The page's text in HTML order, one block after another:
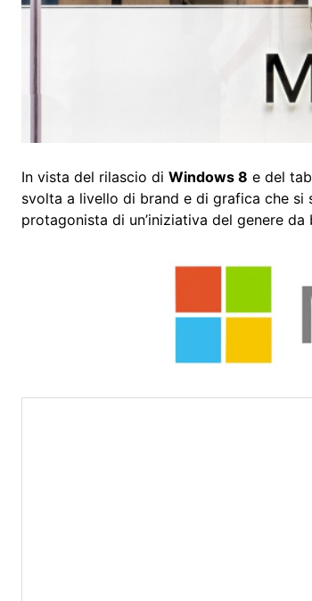
In vista del rilascio di Windows 8 e del
svolta a livello di brand e di grafica che
protagonista di un’iniziativa del genere da